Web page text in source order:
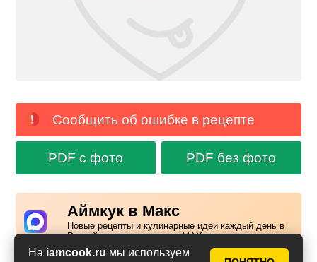
На iamcook.ru мы используем
Сообщить об ошибке в рецепте
PDF с фото PDF без фото
Аймкук в Макс
Новые рецепты и кулинарные идеи каждый день в
Российском мессенджере MAX